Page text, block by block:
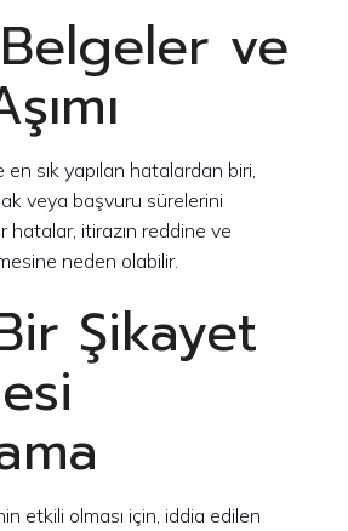
ve
sık yapılan hatalardan biri,
veya başvuru sürelerini
hatalar, itirazın reddine ve
neden olabilir.
Şikayet
etkili olması için, iddia edilen